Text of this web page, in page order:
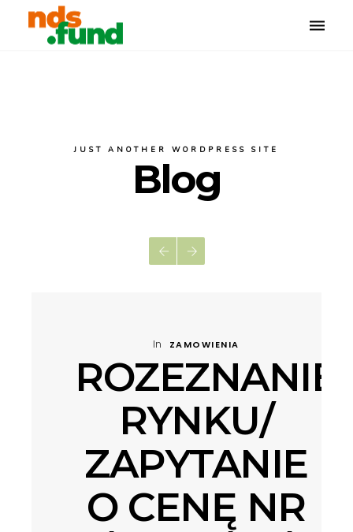
Toggle
JUST ANOTHER WORDPRESS SITE
Blog
In ZAMOWIENIA
ROZEZNANIE
RYNKU/
ZAPYTANIE
O CENĘ NR